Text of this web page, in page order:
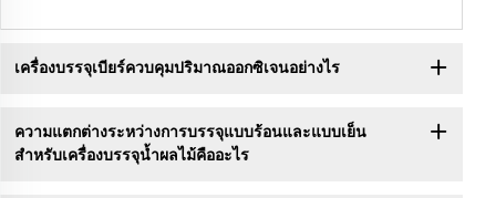
เครื่องบรรจุเบียร์ควบคุมปริมาณออกซิเจนอย่างไร
ความแตกต่างระหว่างการบรรจุแบบร้อนและแบบเย็น
สำหรับเครื่องบรรจุน้ำผลไม้คืออะไร